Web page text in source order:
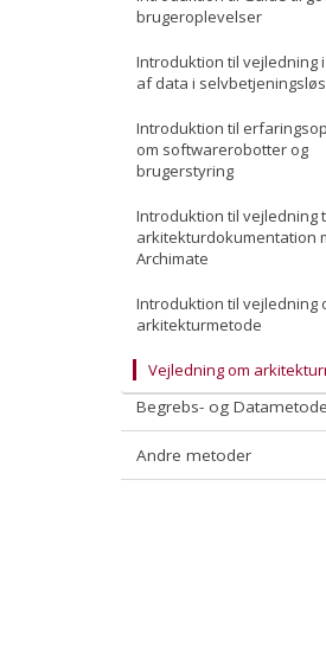
Princip 8: Data og
Retningslinjer for
SKOS - Simple
Andre specifikationer
brugeroplevelser
Introduktion til vejledning
af data i
Introduktion til
om softwarerobotter og
brugerstyring
Introduktion til vejledning
arkitekturdokumentation
Archimate
Introduktion til vejledning
arkitekturmetode
Vejledning om
Begrebs- og
Andre metoder